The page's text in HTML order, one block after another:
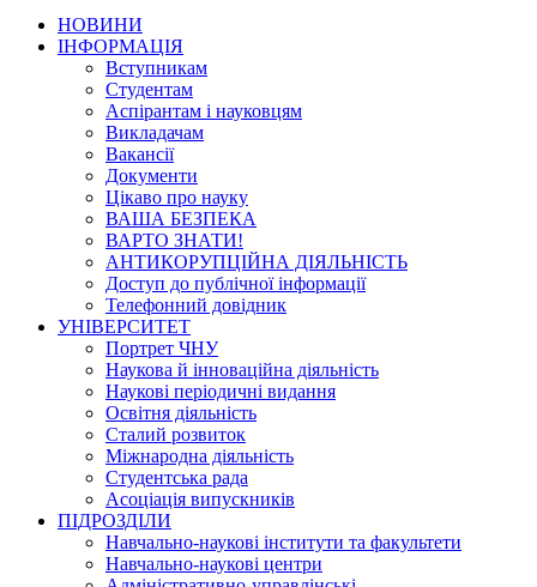
НОВИНИ
ІНФОРМАЦІЯ
Вступникам
Студентам
Аспірантам і науковцям
Викладачам
Вакансії
Документи
Цікаво про науку
ВАША БЕЗПЕКА
ВАРТО ЗНАТИ!
АНТИКОРУПЦІЙНА ДІЯЛЬНІСТЬ
Доступ до публічної інформації
Телефонний довідник
УНІВЕРСИТЕТ
Портрет ЧНУ
Наукова й інноваційна діяльність
Наукові періодичні видання
Освітня діяльність
Сталий розвиток
Міжнародна діяльність
Студентська рада
Асоціація випускників
ПІДРОЗДІЛИ
Навчально-наукові інститути та факультети
Навчально-наукові центри